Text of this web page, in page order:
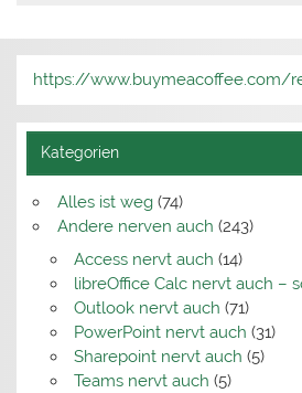
https://www.buymeacoffee.com/
Kategorien
Alles ist weg(74)
Andere nerven auch (243)
Access nervt auch (14)
libreOffice Calc nervt auch –
Outlook nervt auch (71)
PowerPoint nervt auch (31)
Sharepoint nervt auch (5)
Teams nervt auch (5)